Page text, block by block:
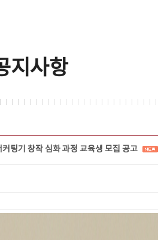
지사항
팅기 창작 심화 과정 교육생 모집 공고